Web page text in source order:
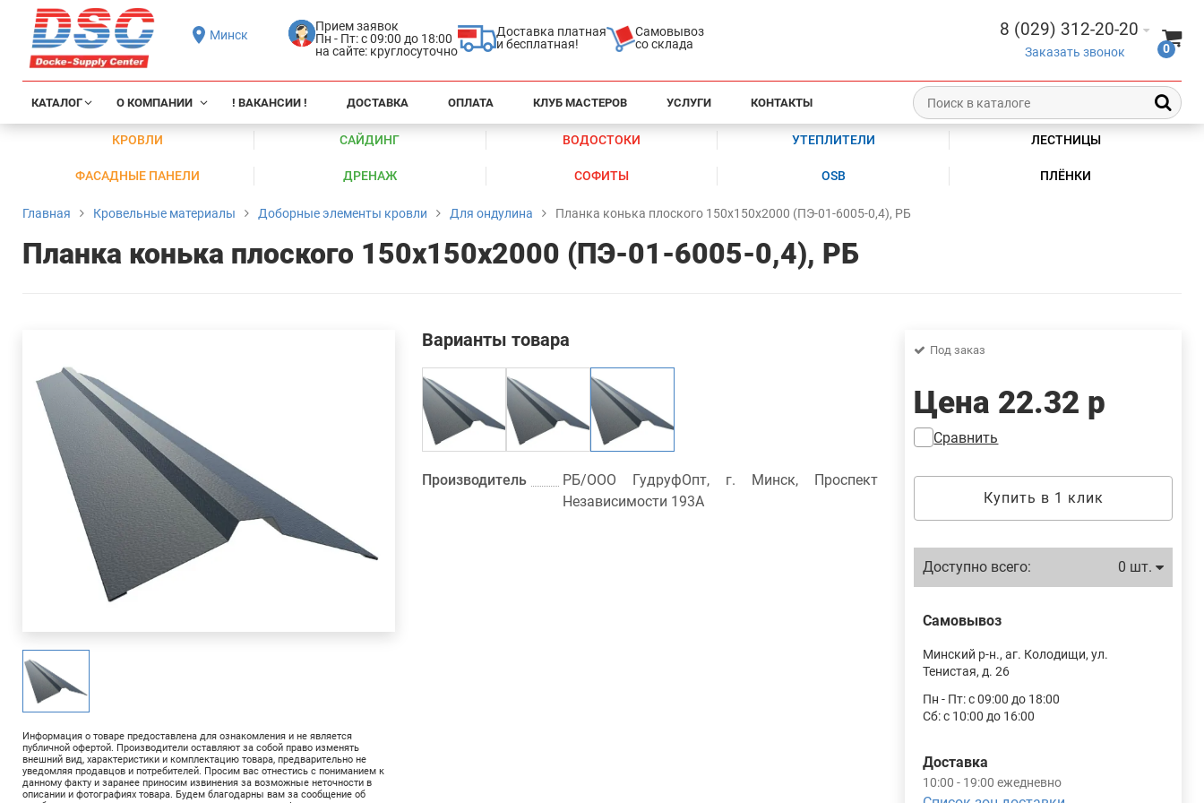
Минск
Прием заявок
Пн - Пт: с 09:00 до 18:00
на сайте: круглосуточно
Доставка платная
и бесплатная!
Самовывоз
со склада
8 (029) 312-20-20
Заказать звонок 0
КАТАЛОГ О КОМПАНИИ ! ВАКАНСИИ ! ДОСТАВКА ОПЛАТА КЛУБ МАСТЕРОВ УСЛУГИ КОНТАКТЫ
КРОВЛИ САЙДИНГ ВОДОСТОКИ УТЕПЛИТЕЛИ ЛЕСТНИЦЫ
ФАСАДНЫЕ ПАНЕЛИ ДРЕНАЖ СОФИТЫ OSB ПЛЁНКИ
Главная Кровельные материалы Доборные элементы кровли Для ондулина Планка конька плоского 150х150х2000 (ПЭ-01-6005-0,4), РБ
Планка конька плоского 150х150х2000 (ПЭ-01-6005-0,4), РБ
Информация о товаре предоставлена для ознакомления и не является
публичной офертой. Производители оставляют за собой право изменять
внешний вид, характеристики и комплектацию товара, предварительно не
уведомляя продавцов и потребителей. Просим вас отнестись с пониманием к
данному факту и заранее приносим извинения за возможные неточности в
описании и фотографиях товара. Будем благодарны вам за сообщение об
Варианты товара
Производитель
РБ/ООО ГудруфОпт, г. Минск, Проспект
Независимости 193A
Под заказ
Цена 22.32 р
Сравнить
Купить в 1 клик
Доступно всего: 0 шт.
Самовывоз
Минский р-н., аг. Колодищи, ул.
Тенистая, д. 26
Пн - Пт: с 09:00 до 18:00
Сб: с 10:00 до 16:00
Доставка
10:00 - 19:00 ежедневно